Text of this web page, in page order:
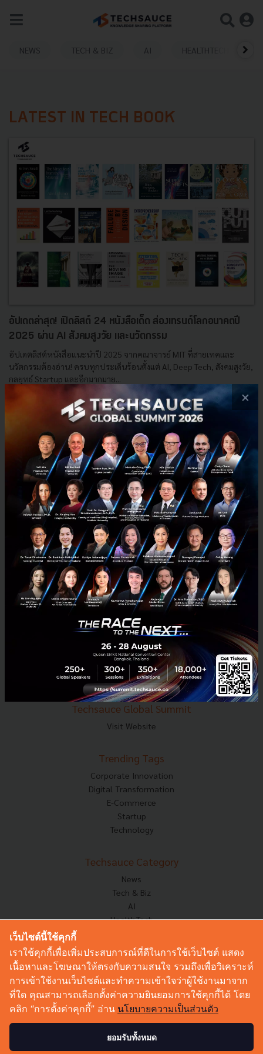
NEWS TECH & BIZ AI HEALTHTECH
LATEST IN TECH BOOK
อัปเดตล่าสุด! เปิดลิสต์ 24 หนังสือเด็ด ส่องเทรนด์โลกอนาคตปี
2025 ผ่าน AI สังคมสูงวัย และนวัตกรรม
อัปเดตลิสต์หนังสือแนะนำปี 2025 จากคณาจารย์ MIT ที่สายเทคและ
นวัตกรรมต้องอ่าน! ครบทุกประเด็นร้อนตั้งแต่ AI, Deep Tech, สังคมสูงวัย,
กลยุทธ์ Startup และอีกมากมาย...
| ByTechsauce Team
Saucy Thoughts Book
E-mail :contact@techsauce.co
Tel : 02-001-5375
Mobile : 06-4658-9500
Techsauce Media
About Techsauce
Techsauce Services
Privacy Policy
ส่งบทความ
Techsauce Global Summit
Visit Website
Trending Tags
Corporate Innovation
Digital Transformation
E-Commerce
Startup
Technology
Techsauce Category
News
Tech & Biz
AI
HealthTech
Corp Innov
Saucy Thoughts
Sustainable
Videos
Podcast
×
เว็บไซต์นี้ใช้คุกกี้
เราใช้คุกกี้เพื่อเพิ่มประสบการณ์ที่ดีในการใช้เว็บไซต์ แสดง
เนื้อหาและโฆษณาให้ตรงกับความสนใจ รวมถึงเพื่อวิเคราะห์
การเข้าใช้งานเว็บไซต์และทำความเข้าใจว่าผู้ใช้งานมาจาก
ที่ใด คุณสามารถเลือกตั้งค่าความยินยอมการใช้คุกกี้ได้ โดย
คลิก “การตั้งค่าคุกกี้” อ่าน นโยบายความเป็นส่วนตัว
ยอมรับทั้งหมด